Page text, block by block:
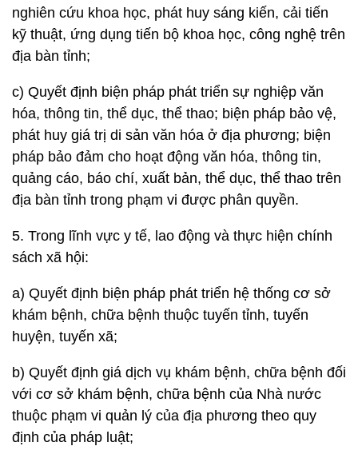
nghiên cứu khoa học, phát huy sáng kiến, cải tiến
kỹ thuật, ứng dụng tiến bộ khoa học, công nghệ trên
địa bàn tỉnh;
c) Quyết định biện pháp phát triển sự nghiệp văn
hóa, thông tin, thể dục, thể thao; biện pháp bảo vệ,
phát huy giá trị di sản văn hóa ở địa phương; biện
pháp bảo đảm cho hoạt động văn hóa, thông tin,
quảng cáo, báo chí, xuất bản, thể dục, thể thao trên
địa bàn tỉnh trong phạm vi được phân quyền.
5. Trong lĩnh vực y tế, lao động và thực hiện chính
sách xã hội:
a) Quyết định biện pháp phát triển hệ thống cơ sở
khám bệnh, chữa bệnh thuộc tuyến tỉnh, tuyến
huyện, tuyến xã;
b) Quyết định giá dịch vụ khám bệnh, chữa bệnh đối
với cơ sở khám bệnh, chữa bệnh của Nhà nước
thuộc phạm vi quản lý của địa phương theo quy
định của pháp luật;